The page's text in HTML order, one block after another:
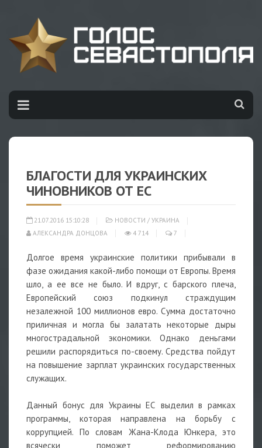
БЛАГОСТИ ДЛЯ УКРАИНСКИХ
ЧИНОВНИКОВ ОТ ЕС
21.07.2016 15:10:28 НОВОСТИ / УКРАИНА
АЛЕКСАНДРА ДОНЦОВА
4 714 7
Долгое время украинские политики прибывали в
фазе ожидания какой-либо помощи от Европы. Время
шло, а ее все не было. И вдруг, с барского плеча,
Европейский союз подкинул страждущим
незалежной 100 миллионов евро. Сумма достаточно
приличная и могла бы залатать некоторые дыры
многострадальной экономики. Однако деньгами
решили распорядиться по-своему. Средства пойдут
на повышение зарплат украинских государственных
служащих.
Данный бонус для Украины ЕС выделил в рамках
программы, которая направлена на борьбу с
коррупцией. По словам Жана-Клода Юнкера, это
всячески поможет реформированию